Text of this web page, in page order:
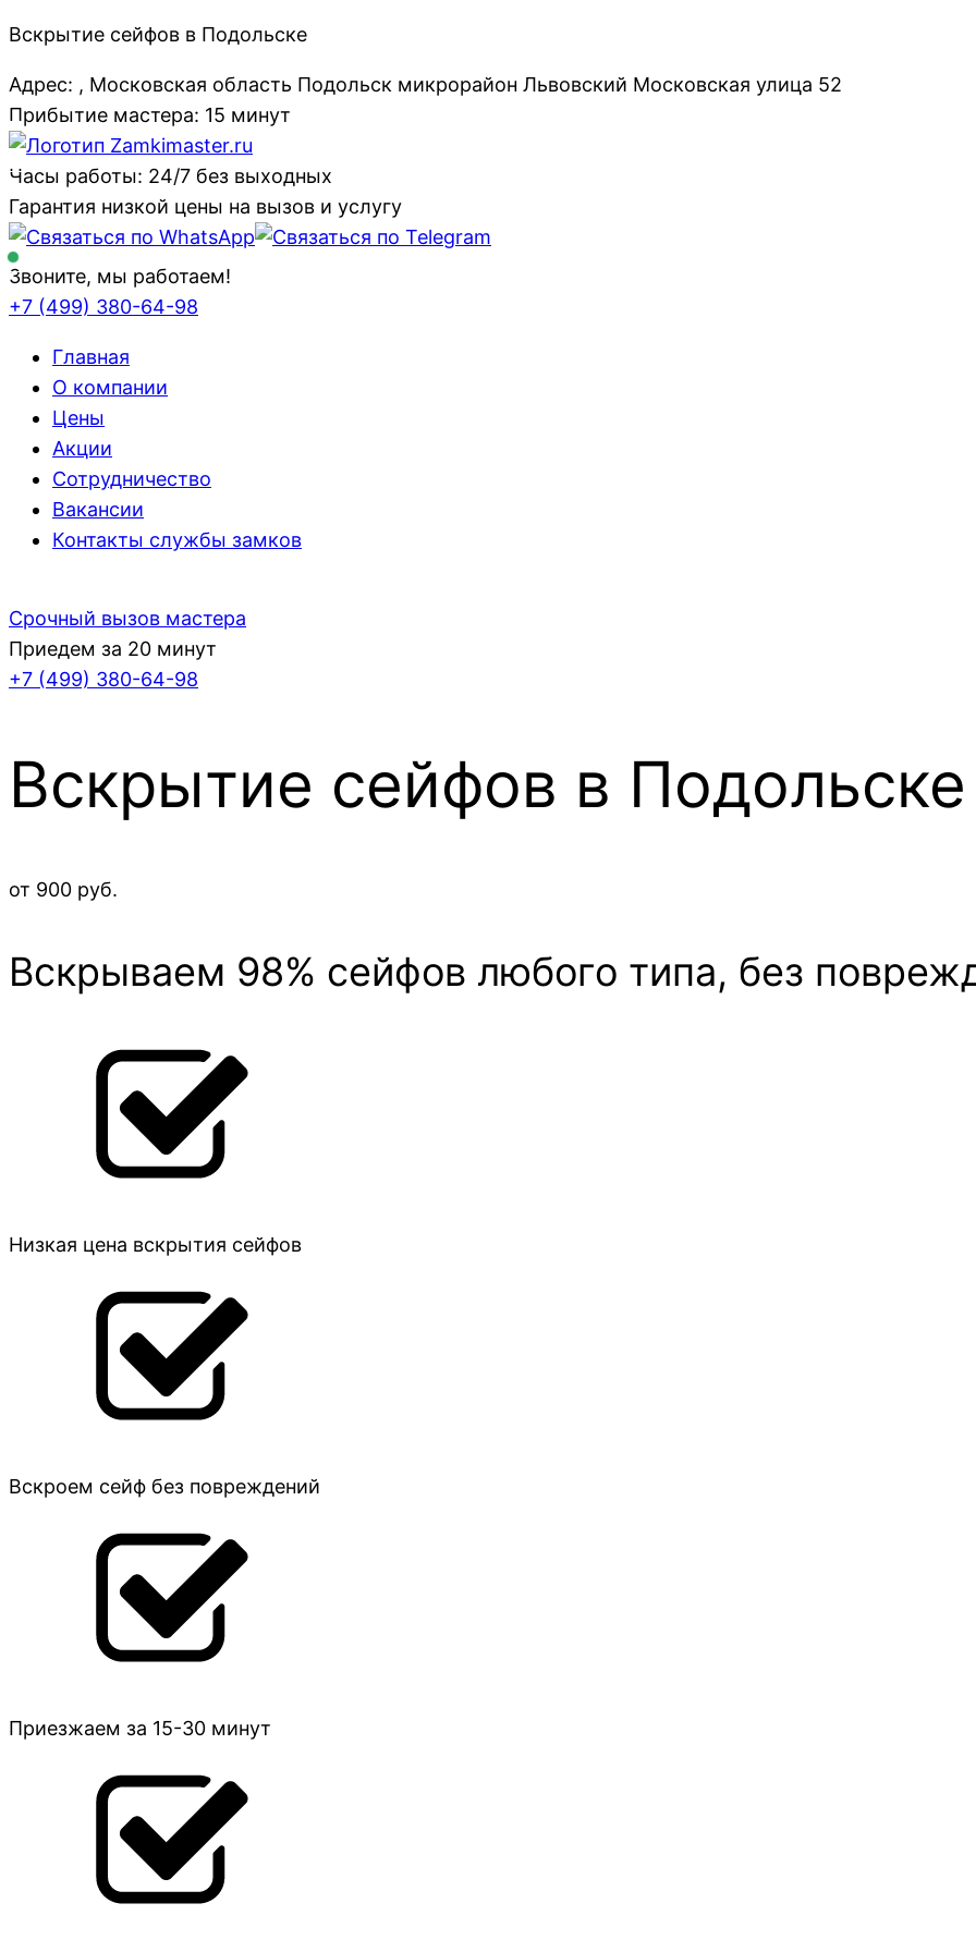
Вскрытие сейфов в Подольске
Адрес: , Московская область Подольск микрорайон Львовский Московская улица 52
Прибытие мастера: 15 минут
Часы работы: 24/7 без выходных
Гарантия низкой цены на вызов и услугу
Звоните, мы работаем!
+7 (499) 380-64-98
Главная
О компании
Цены
Акции
Сотрудничество
Вакансии
Контакты службы замков
Срочный вызов мастера
Приедем за 20 минут
+7 (499) 380-64-98
Вскрытие сейфов в Подольске
от 900 руб.
Вскрываем 98% сейфов любого типа, без
Низкая цена вскрытия сейфов
Вскроем сейф без повреждений
Приезжаем за 15-30 минут